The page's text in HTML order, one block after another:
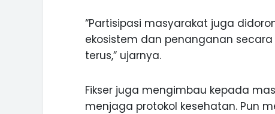
“Partisipasi masyarakat juga
ekosistem dan penanganan
terus,” ujarnya.
Fikser juga mengimbau kepada
menjaga protokol kesehatan. Pun